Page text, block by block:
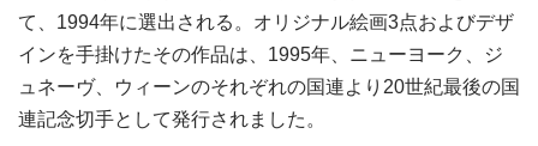
て、1994年に選出される。オリジナル絵画3点およびデザ
インを手掛けたその作品は、1995年、ニューヨーク、ジ
ュネーヴ、ウィーンのそれぞれの国連より20世紀最後の国
連記念切手として発行されました。